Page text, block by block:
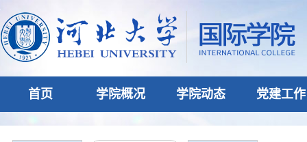
首页 学院概况 学院动态 党建工作